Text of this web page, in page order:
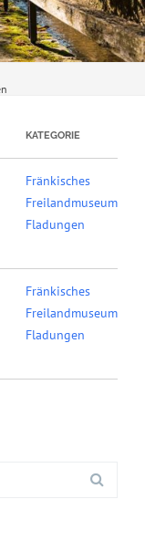
KATEGORIE
Fränkisches
Freilandmuseum
Fladungen
Fränkisches
Freilandmuseum
Fladungen